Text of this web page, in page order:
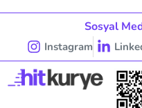
Sosyal
Instagram